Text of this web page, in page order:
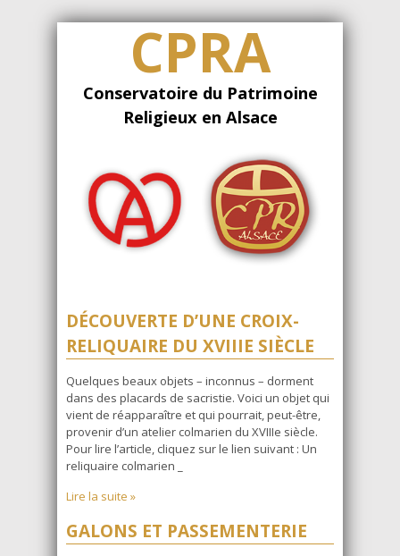
CPRA
Conservatoire du Patrimoine
Religieux en Alsace
DÉCOUVERTE D’UNE CROIX-
RELIQUAIRE DU XVIIIE SIÈCLE
Quelques beaux objets – inconnus – dorment
dans des placards de sacristie. Voici un objet qui
vient de réapparaître et qui pourrait, peut-être,
provenir d’un atelier colmarien du XVIIIe siècle.
Pour lire l’article, cliquez sur le lien suivant : Un
reliquaire colmarien _
Lire la suite »
GALONS ET PASSEMENTERIE